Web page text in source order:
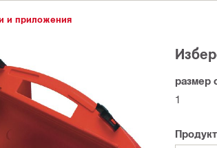
и приложения
размер
1